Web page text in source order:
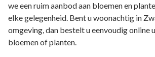
we een ruim aanbod aan bloemen en
elke gelegenheid. Bent u woonachtig in
omgeving, dan bestelt u eenvoudig online
bloemen of planten.